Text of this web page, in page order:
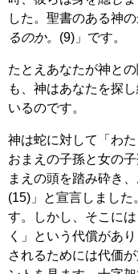
した。聖書のある神
るのか。 (9)」です。
たとえあなたが神と
も、神はあなたを探
いるのです。
神は蛇に対して「わ
おまえの子孫と女の
まえの頭を踏み砕き
(15)」と宣言しまし
す。しかし、そこに
く」という代償があ
されるためには代価